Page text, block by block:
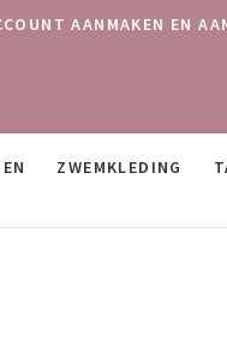
AANMAKEN EN
ZWEMKLEDING